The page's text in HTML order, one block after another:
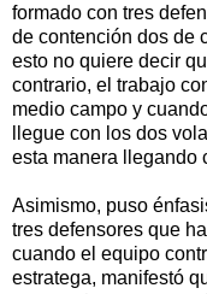
formado con tres
de contención dos de
esto no quiere decir
contrario, el trabajo
medio campo y
llegue con los dos
esta manera llegando
Asimismo, puso
tres defensores que
cuando el equipo
estratega, manifestó